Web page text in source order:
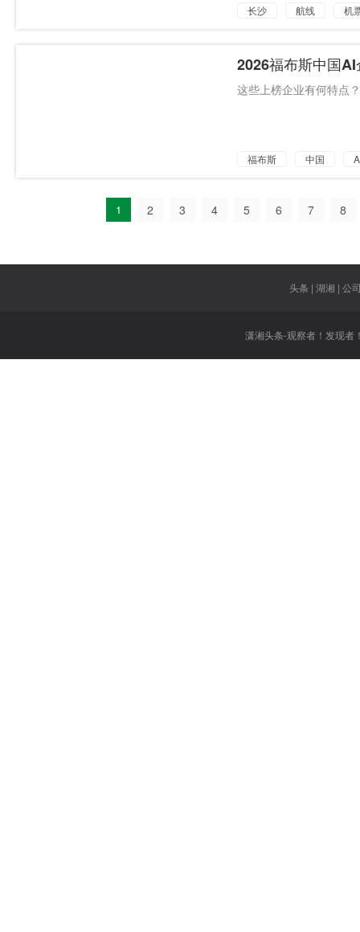
长沙 航线 机
2026福布斯中国
这些上榜企业有何特点
福布斯 中国
1 2 3 4 5 6 7 8
头条 | 湖湘 | 公
潇湘头条-观察者！发现者